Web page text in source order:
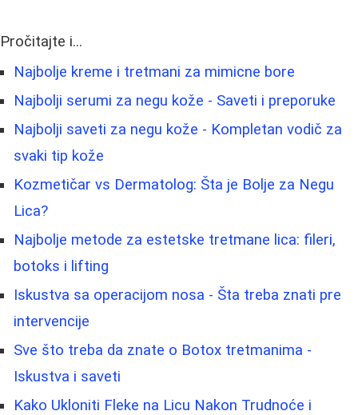
Pročitajte i...
Najbolje kreme i tretmani za mimicne bore
Najbolji serumi za negu kože - Saveti i preporuke
Najbolji saveti za negu kože - Kompletan vodič za
svaki tip kože
Kozmetičar vs Dermatolog: Šta je Bolje za Negu
Lica?
Najbolje metode za estetske tretmane lica: fileri,
botoks i lifting
Iskustva sa operacijom nosa - Šta treba znati pre
intervencije
Sve što treba da znate o Botox tretmanima -
Iskustva i saveti
Kako Ukloniti Fleke na Licu Nakon Trudnoće i